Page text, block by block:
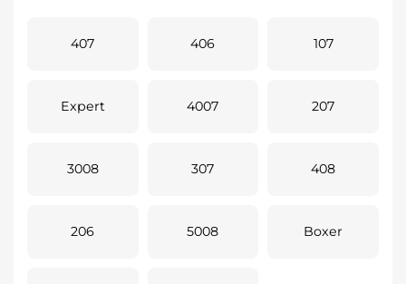
407 406 107
Expert 4007 207
3008 307 408
206 5008 Boxer